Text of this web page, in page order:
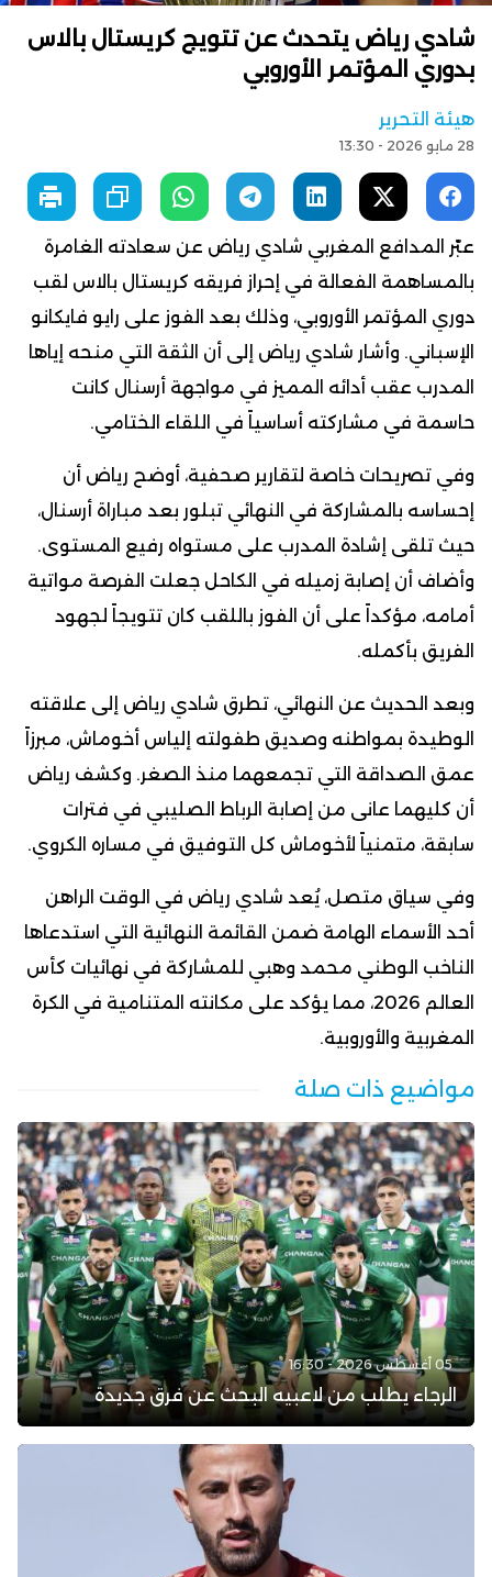
شادي رياض يتحدث عن تتويج كريستال بالاس
بدوري المؤتمر الأوروبي
هيئة التحرير
28 مايو 2026 - 13:30
عبّر المدافع المغربي شادي رياض عن سعادته الغامرة
بالمساهمة الفعالة في إحراز فريقه كريستال بالاس لقب
دوري المؤتمر الأوروبي، وذلك بعد الفوز على رايو فايكانو
الإسباني. وأشار شادي رياض إلى أن الثقة التي منحه إياها
المدرب عقب أدائه المميز في مواجهة أرسنال كانت
حاسمة في مشاركته أساسياً في اللقاء الختامي.
وفي تصريحات خاصة لتقارير صحفية، أوضح رياض أن
إحساسه بالمشاركة في النهائي تبلور بعد مباراة أرسنال،
حيث تلقى إشادة المدرب على مستواه رفيع المستوى.
وأضاف أن إصابة زميله في الكاحل جعلت الفرصة مواتية
أمامه، مؤكداً على أن الفوز باللقب كان تتويجاً لجهود
الفريق بأكمله.
وبعد الحديث عن النهائي، تطرق شادي رياض إلى علاقته
الوطيدة بمواطنه وصديق طفولته إلياس أخوماش، مبرزاً
عمق الصداقة التي تجمعهما منذ الصغر. وكشف رياض
أن كليهما عانى من إصابة الرباط الصليبي في فترات
سابقة، متمنياً لأخوماش كل التوفيق في مساره الكروي.
وفي سياق متصل، يُعد شادي رياض في الوقت الراهن
أحد الأسماء الهامة ضمن القائمة النهائية التي استدعاها
الناخب الوطني محمد وهبي للمشاركة في نهائيات كأس
العالم 2026، مما يؤكد على مكانته المتنامية في الكرة
المغربية والأوروبية.
مواضيع ذات صلة
05 أغسطس 2026 - 16:30
الرجاء يطلب من لاعبيه البحث عن فرق جديدة